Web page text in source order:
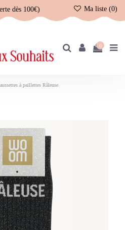
dès 100€) Ma liste (0)
0
à paillettes Râleuse